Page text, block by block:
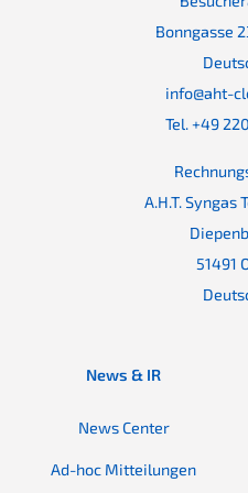
Bonngasse
info@aht-
Tel. +49
A.H.T. Syngas
51491
News & IR
News Center
Ad-hoc Mitteilungen